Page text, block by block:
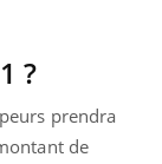
?
prendra
de